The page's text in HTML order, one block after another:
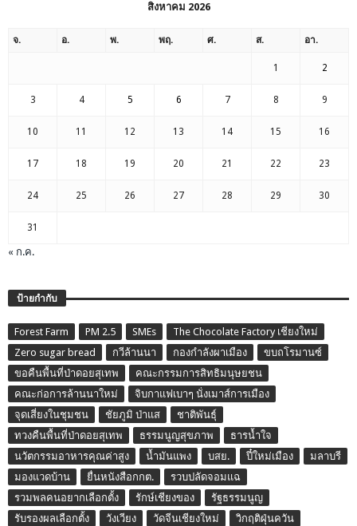
สิงหาคม 2026
จ. อ. พ. พฤ. ศ. ส. อา.
1 2
3 4 5 6 7 8 9
10 11 12 13 14 15 16
17 18 19 20 21 22 23
24 25 26 27 28 29 30
31
« ก.ค.
ป้ายกำกับ
Forest Farm PM 2.5 SMEs
The Chocolate Factory เชียงใหม่
Zero sugar bread
กวีล้านนา กองกำลังผาเมือง
ขบถโรมานซ์
ขอคืนพื้นที่ป่าดอยสุเทพ
คณะกรรมการสิทธิมนุษยชน
คณะก่อการล้านนาใหม่
จิบกาแฟเบาๆ นั่งเมาส์การเมือง
จุดเสี่ยงในชุมชน
ชัยภูมิ ป่าแส
ชาติพันธุ์
ทวงคืนพื้นที่ป่าดอยสุเทพ
ธรรมนูญสุขภาพ
ธารน้ำใจ
นวัตกรรมอาหารคุณค่าสูง
น้ำมันแพง บสย. ปี๋ใหม่เมือง
มลาบรี
มองแวดบ้าน
ยื่นหนังสือกกต.
รวบปลัดจอมแฉ
รวมพลคนอยากเลือกตั้ง
รักษ์เชียงของ
รัฐธรรมนูญ
รับรองผลเลือกตั้ง
วังเวียง วัดจีนเชียงใหม่ วิกฤติฝุ่นควัน